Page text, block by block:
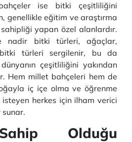
ise bitki çeşitliliğini
genellikle eğitim ve araştırma
yapan özel alanlardır.
nadir bitki türleri, ağaçlar,
türleri sergilenir, bu da
çeşitliliğini yakından
Hem millet bahçeleri hem de
iç içe olma ve öğrenme
herkes için ilham verici
Olduğu